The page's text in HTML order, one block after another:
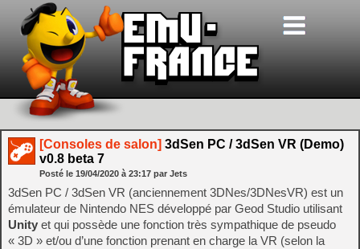
[Consoles de salon] 3dSen PC / 3dSen VR (Demo)
v0.8 beta 7
Posté le 19/04/2020 à 23:17 par Jets
3dSen PC / 3dSen VR (anciennement 3DNes/3DNesVR) est un
émulateur de Nintendo NES développé par Geod Studio utilisant
Unity et qui possède une fonction très sympathique de pseudo
« 3D » et/ou d’une fonction prenant en charge la VR (selon la